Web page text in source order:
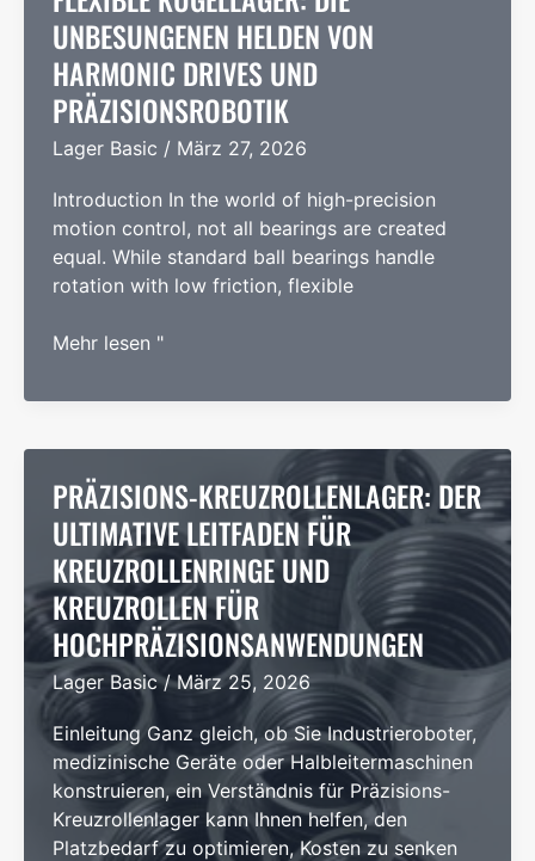
UNBESUNGENEN HELDEN VON
HARMONIC DRIVES UND
PRÄZISIONSROBOTIK
Lager Basic / März 27, 2026
Introduction In the world of high-precision
motion control, not all bearings are created
equal. While standard ball bearings handle
rotation with low friction, flexible
Flexible
Die
Helden
von
Harmonic
Drives
und
Präzisionsrobotik
Mehr lesen "
PRÄZISIONS-KREUZROLLENLAGER: DER
ULTIMATIVE LEITFADEN FÜR
KREUZROLLENRINGE UND
KREUZROLLEN FÜR
HOCHPRÄZISIONSANWENDUNGEN
Lager Basic/März 25, 2026
Einleitung Ganz gleich, ob Sie Industrieroboter,
medizinische Geräte oder Halbleitermaschinen
konstruieren, ein Verständnis für Präzisions-
Kreuzrollenlager kann Ihnen helfen, den
Platzbedarf zu optimieren, Kosten zu senken